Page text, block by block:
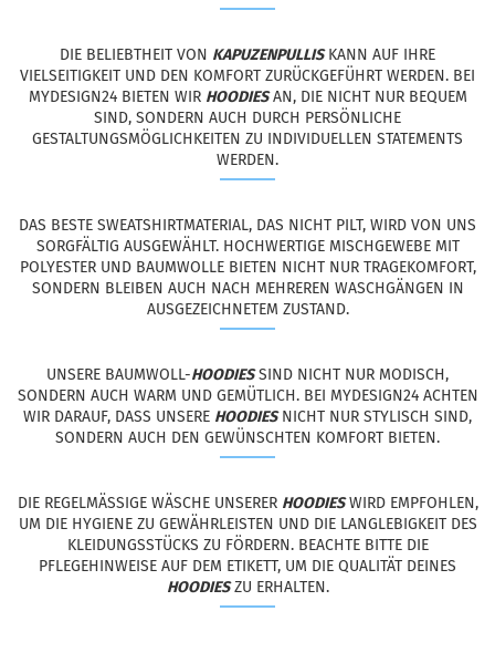
DIE BELIEBTHEIT VON KAPUZENPULLISKANN AUF IHRE
VIELSEITIGKEIT UND DEN KOMFORT ZURÜCKGEFÜHRT WERDEN. BEI
MYDESIGN24 BIETEN WIR HOODIESAN, DIE NICHT NUR BEQUEM
SIND, SONDERN AUCH DURCH PERSÖNLICHE
GESTALTUNGSMÖGLICHKEITEN ZU INDIVIDUELLEN STATEMENTS
WERDEN.
DAS BESTE SWEATSHIRTMATERIAL, DAS NICHT PILT, WIRD VON UNS
SORGFÄLTIG AUSGEWÄHLT. HOCHWERTIGE MISCHGEWEBE MIT
POLYESTER UND BAUMWOLLE BIETEN NICHT NUR TRAGEKOMFORT,
SONDERN BLEIBEN AUCH NACH MEHREREN WASCHGÄNGEN IN
AUSGEZEICHNETEM ZUSTAND.
UNSERE BAUMWOLL-HOODIESSIND NICHT NUR MODISCH,
SONDERN AUCH WARM UND GEMÜTLICH. BEI MYDESIGN24 ACHTEN
WIR DARAUF, DASS UNSERE HOODIESNICHT NUR STYLISCH SIND,
SONDERN AUCH DEN GEWÜNSCHTEN KOMFORT BIETEN.
DIE REGELMÄSSIGE WÄSCHE UNSERER HOODIESWIRD EMPFOHLEN,
UM DIE HYGIENE ZU GEWÄHRLEISTEN UND DIE LANGLEBIGKEIT DES
KLEIDUNGSSTÜCKS ZU FÖRDERN. BEACHTE BITTE DIE
PFLEGEHINWEISE AUF DEM ETIKETT, UM DIE QUALITÄT DEINES
HOODIESZU ERHALTEN.